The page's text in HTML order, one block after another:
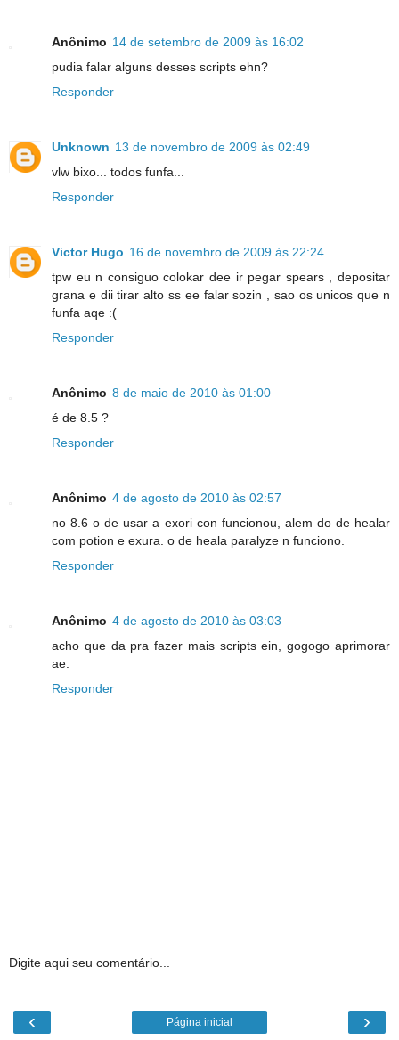
Anônimo 14 de setembro de 2009 às 16:02
pudia falar alguns desses scripts ehn?
Responder
Unknown 13 de novembro de 2009 às 02:49
vlw bixo... todos funfa...
Responder
Victor Hugo 16 de novembro de 2009 às 22:24
tpw eu n consiguo colokar dee ir pegar spears , depositar
grana e dii tirar alto ss ee falar sozin , sao os unicos que n
funfa aqe :(
Responder
Anônimo 8 de maio de 2010 às 01:00
é de 8.5 ?
Responder
Anônimo 4 de agosto de 2010 às 02:57
no 8.6 o de usar a exori con funcionou, alem do de healar
com potion e exura. o de heala paralyze n funciono.
Responder
Anônimo 4 de agosto de 2010 às 03:03
acho que da pra fazer mais scripts ein, gogogo aprimorar
ae.
Responder
Digite aqui seu comentário...
‹ ›
Página inicial